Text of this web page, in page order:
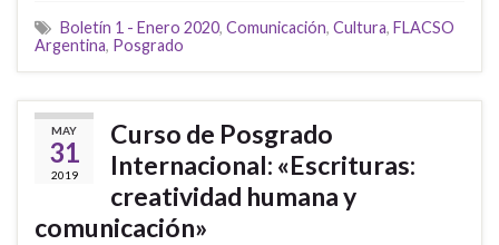
Boletín 1 - Enero 2020, Comunicación, Cultura, FLACSO
Argentina, Posgrado
MAY
31
2019
Curso de Posgrado
Internacional: «Escrituras:
creatividad humana y
comunicación»